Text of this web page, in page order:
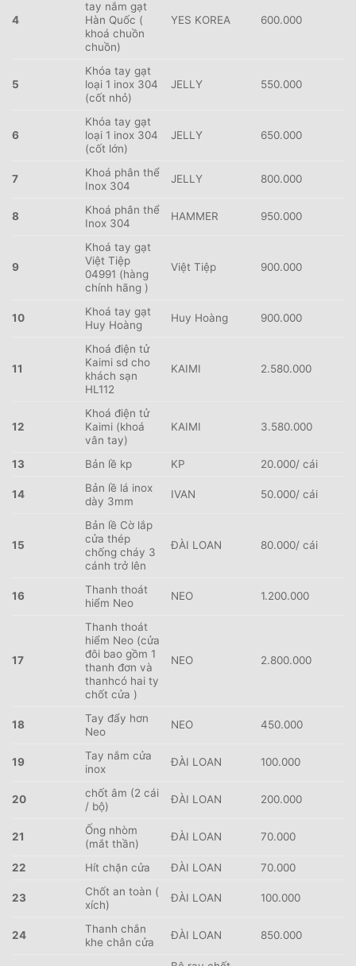
4
tay nắm gạt
Hàn Quốc (
khoá chuồn
chuồn)
YES KOREA 600.000
5
Khóa tay gạt
loại 1 inox 304
(cốt nhỏ)
JELLY 550.000
6
Khóa tay gạt
loại 1 inox 304
(cốt lớn)
JELLY 650.000
7
Khoá phân thể
Inox 304
JELLY 800.000
8
Khoá phân thể
Inox 304
HAMMER 950.000
9
Khoá tay gạt
Việt Tiệp
04991 (hàng
chính hãng )
Việt Tiệp 900.000
10
Khoá tay gạt
Huy Hoàng
Huy Hoàng 900.000
11
Khoá điện tử
Kaimi sd cho
khách sạn
HL112
KAIMI 2.580.000
12
Khoá điện tử
Kaimi (khoá
vân tay)
KAIMI 3.580.000
13 Bản lề kp KP 20.000/ cái
14
Bản lề lá inox
dày 3mm
IVAN 50.000/ cái
15
Bản lề Cờ lắp
cửa thép
chống cháy 3
cánh trở lên
ĐÀI LOAN 80.000/ cái
16
Thanh thoát
hiểm Neo
NEO 1.200.000
17
Thanh thoát
hiểm Neo (cửa
đôi bao gồm 1
thanh đơn và
thanhcó hai ty
chốt cửa )
NEO 2.800.000
18
Tay đẩy hơn
Neo
NEO 450.000
19
Tay nắm cửa
inox
ĐÀI LOAN 100.000
20
chốt âm (2 cái
/ bộ)
ĐÀI LOAN 200.000
21
Ống nhòm
(mắt thần)
ĐÀI LOAN 70.000
22 Hít chặn cửa ĐÀI LOAN 70.000
23
Chốt an toàn (
xích)
ĐÀI LOAN 100.000
24
Thanh chắn
khe chân cửa
ĐÀI LOAN 850.000